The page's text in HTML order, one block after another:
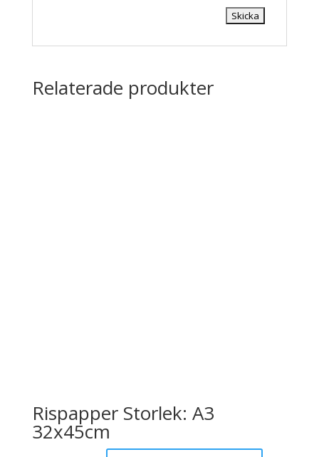
Relaterade produkter
Rispapper Storlek: A3
32x45cm